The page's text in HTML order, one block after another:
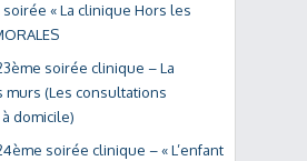
« La clinique Hors les
soirée clinique – La
(Les consultations
domicile)
soirée clinique – « L’enfant